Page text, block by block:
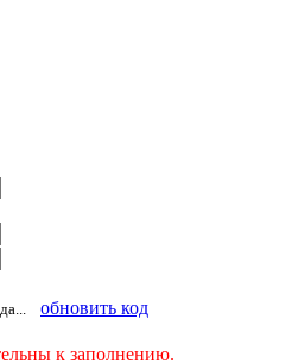
обновить код
к заполнению.